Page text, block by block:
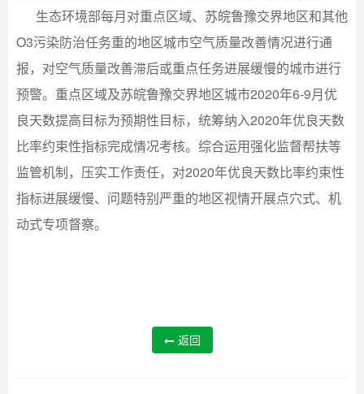
生态环境部每月对重点区域、苏皖鲁豫交界地区和其他
O3污染防治任务重的地区城市空气质量改善情况进行通
报，对空气质量改善滞后或重点任务进展缓慢的城市进行
预警。重点区域及苏皖鲁豫交界地区城市2020年6-9月优
良天数提高目标为预期性目标，统筹纳入2020年优良天数
比率约束性指标完成情况考核。综合运用强化监督帮扶等
监管机制，压实工作责任，对2020年优良天数比率约束性
指标进展缓慢、问题特别严重的地区视情开展点穴式、机
动式专项督察。
返回